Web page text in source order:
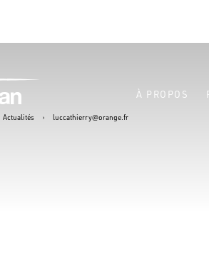
À PROPOS
Actualités › luccathierry@orange.fr